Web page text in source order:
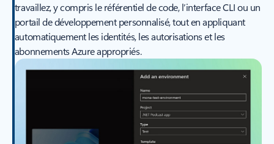
travaillez, y compris le référentiel de code, l’interface CLI ou un
portail de développement personnalisé, tout en appliquant
automatiquement les identités, les autorisations et les
abonnements Azure appropriés.